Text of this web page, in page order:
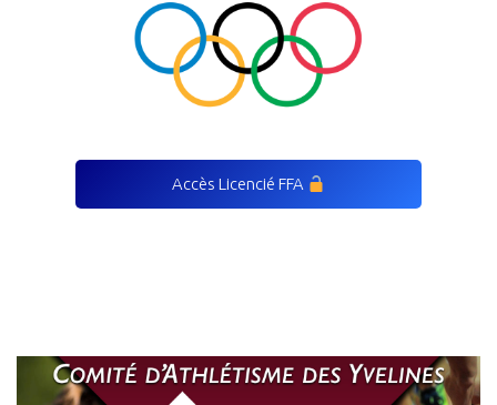
Accès Licencié FFA